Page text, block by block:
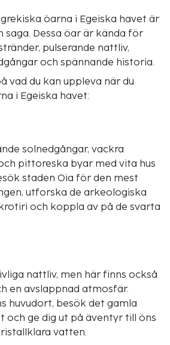
öarna i Egeiska havet är
saga. Dessa öar är kända för
pulserande nattliv,
och spännande historia.
vad du kan uppleva när du
i Egeiska havet:
solnedgångar, vackra
pittoreska byar med vita hus
staden Oia för den mest
utforska de arkeologiska
och koppla av på de svarta
nattliv, men här finns också
en avslappnad atmosfär.
huvudort, besök det gamla
och ge dig ut på äventyr till öns
vatten.